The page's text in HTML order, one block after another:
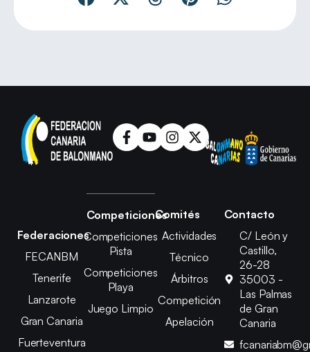
Federaciones
FECANBM
Tenerife
Lanzarote
Gran Canaria
Fuerteventura
Competiciones
Competiciones
Pista
Competiciones
Playa
Juego Limpio
Comités
Actividades
Técnico
Árbitros
Competición
Apelación
Contacto
C/ León y
Castillo,
26-28
35003 -
Las Palmas
de Gran
Canaria